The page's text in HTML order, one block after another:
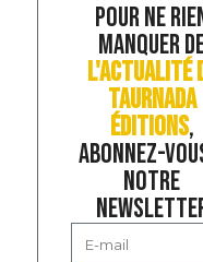
POUR NE
MANQUER
L'ACTUALITÉ
TAURNADA
ÉDITIONS,
ABONNEZ-
NOTRE